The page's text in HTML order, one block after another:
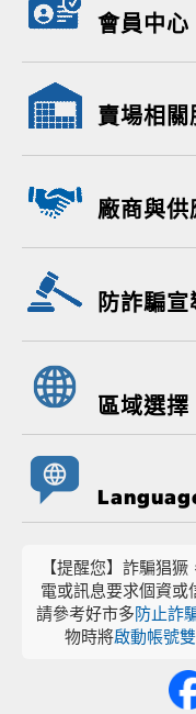
會員中心
賣場相關
廠商與供
防詐騙宣
區域選擇
【提醒您】詐騙猖
電或訊息要求個資或
請參考好市多防止詐
物時將啟動帳號